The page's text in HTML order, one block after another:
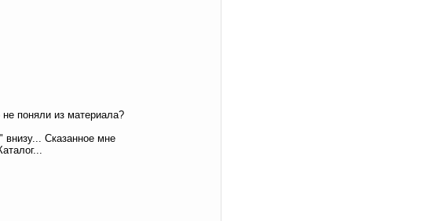
поняли из материала?
внизу... Сказанное мне